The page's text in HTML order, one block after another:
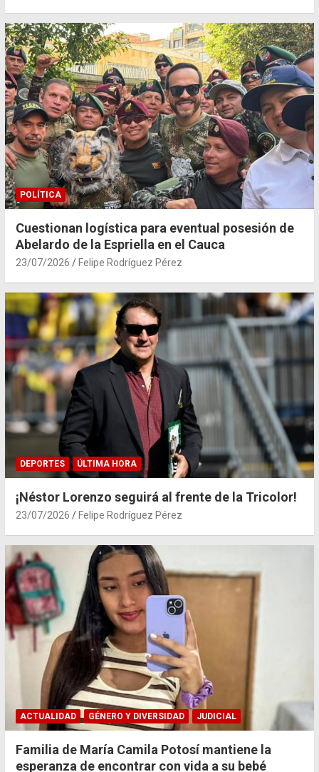
POLÍTICA
Cuestionan logística para eventual posesión de
Abelardo de la Espriella en el Cauca
23/07/2026 Felipe Rodríguez Pérez
DEPORTES ÚLTIMA HORA
¡Néstor Lorenzo seguirá al frente de la Tricolor!
23/07/2026 Felipe Rodríguez Pérez
ACTUALIDAD GÉNERO Y DIVERSIDAD JUDICIAL
Familia de María Camila Potosí mantiene la
esperanza de encontrar con vida a su bebé